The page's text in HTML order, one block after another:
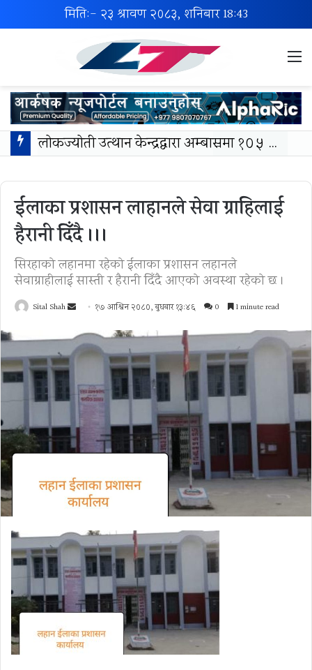
मिति:- २३ श्रावण २०८३, शनिबार18:43
लोकज्योती उत्थान केन्द्रद्वारा अम्बासमा १०५ विपन्न विद्यार्थीलाई शैक्षिक तथा खेलकुद सामग्री वितरण
ईलाका प्रशासन लाहानले सेवा ग्राहिलाई
हैरानी दिँदै ।।।
सिरहाको लहानमा रहेको ईलाका प्रशासन लहानले
सेवाग्राहीलाई सास्ती र हैरानी दिँदै आएको अवस्था रहेको छ ।
Sital Shah
Send
email
१७ आश्विन २०८०, बुधबार १३:४६ 0 1 minute read